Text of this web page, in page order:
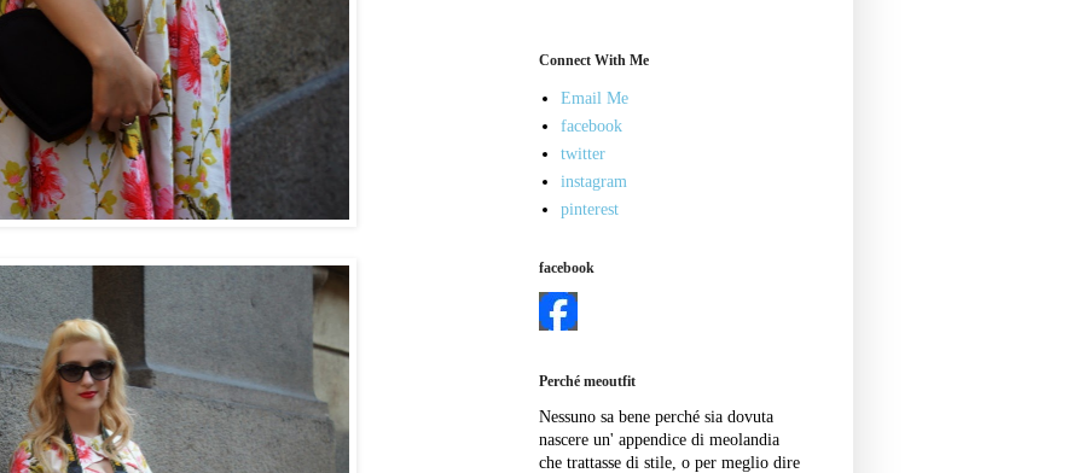
Connect With Me
Email Me
facebook
twitter
instagram
pinterest
facebook
Perché meoutfit
Nessuno sa bene perché sia dovuta
nascere un' appendice di meolandia
che trattasse di stile, o per meglio dire